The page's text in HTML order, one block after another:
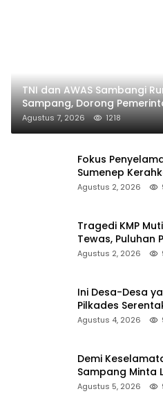
TNI dan AWAS Sambangi
Sampang, Dorong
Agustus 7, 2026 1218
Fokus
Sumenep
Ambulans ke
Agustus 2, 2026
Tragedi KMP
Tewas, Puluhan
Pencarian
Agustus 2, 2026
Ini Desa-Desa
Pilkades
Sumenep
Agustus 4, 2026
Demi
Sampang Minta
ke Lokasi Aman
Agustus 5, 2026